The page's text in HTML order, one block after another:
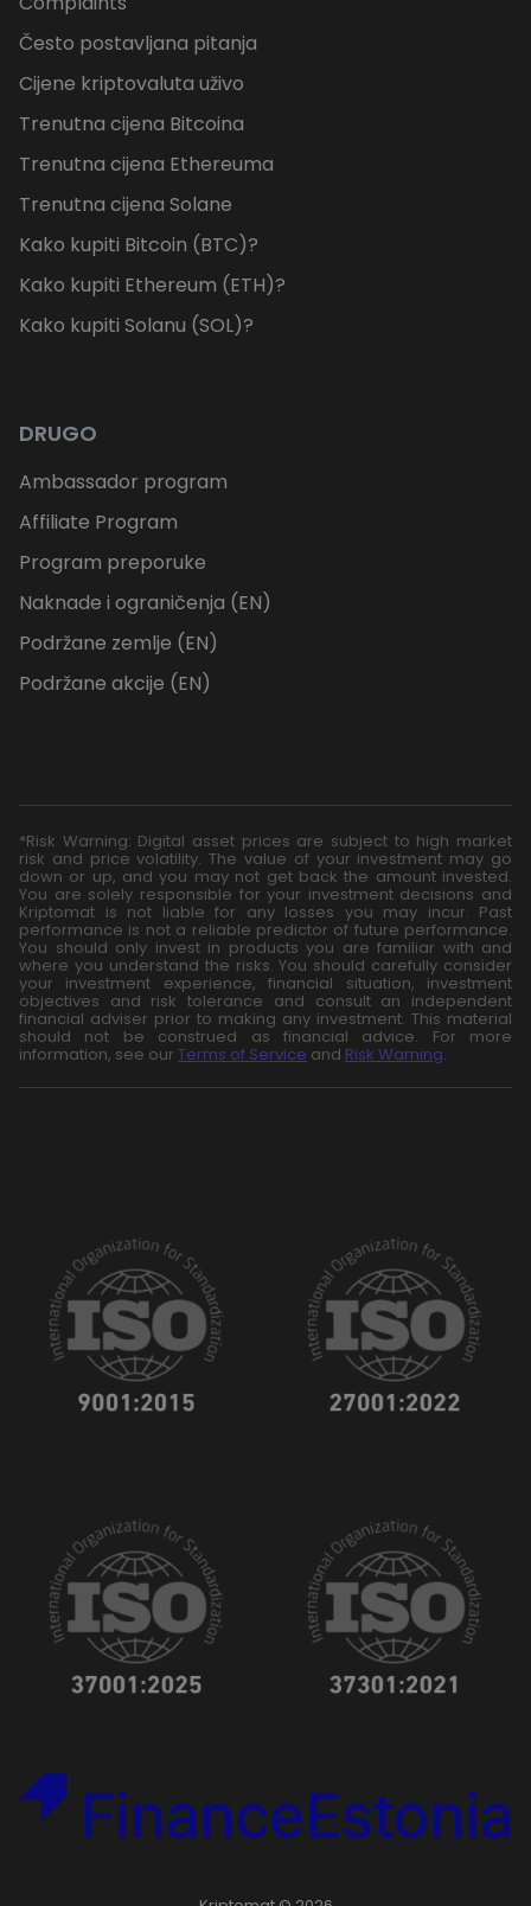
Često postavljana pitanja
Cijene kriptovaluta uživo
Trenutna cijena Bitcoina
Trenutna cijena Ethereuma
Trenutna cijena Solane
Kako kupiti Bitcoin (BTC)?
Kako kupiti Ethereum (ETH)?
Kako kupiti Solanu (SOL)?
DRUGO
Ambassador program
Affiliate Program
Program preporuke
Naknade i ograničenja (EN)
Podržane zemlje (EN)
Podržane akcije (EN)
*Risk Warning: Digital asset prices are subject to high market
risk and price volatility. The value of your investment may go
down or up, and you may not get back the amount invested.
You are solely responsible for your investment decisions and
Kriptomat is not liable for any losses you may incur. Past
performance is not a reliable predictor of future performance.
You should only invest in products you are familiar with and
where you understand the risks. You should carefully consider
your investment experience, financial situation, investment
objectives and risk tolerance and consult an independent
financial adviser prior to making any investment. This material
should not be construed as financial advice. For more
information, see our Terms of Service and Risk Warning.